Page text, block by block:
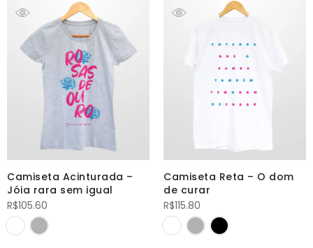
Camiseta Acinturada –
Jóia rara sem igual
R$105.60
Camiseta Reta – O dom
de curar
R$115.80